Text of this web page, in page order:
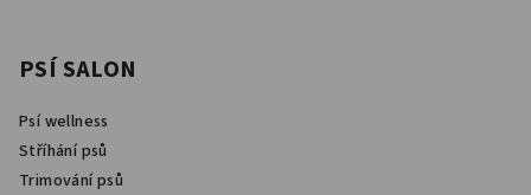
PSÍ SALON
Psí wellness
Stříhání psů
Trimování psů